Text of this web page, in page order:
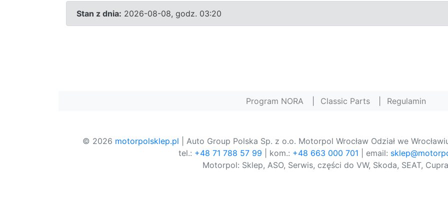
Stan z dnia: 2026-08-08, godz. 03:20
Program NORA Classic Parts Regulamin
© 2026 motorpolsklep.pl | Auto Group Polska Sp. z o.o. Motorpol Wrocław Odział we
tel.: +48 71 788 57 99 | kom.: +48 663 000 701 | email:
Motorpol: Sklep, ASO, Serwis, części do VW, Skoda, SEAT,